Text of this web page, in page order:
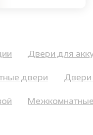
Двери для
двери Двери